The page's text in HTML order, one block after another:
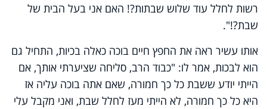
רשות לחלל עוד שלוש שבתות?! האם אני בעל הבית של
שבת?!".
אותו עשיר ראה את החפץ חיים בוכה כאלה בכיות, התחיל גם
הוא לבכות, אמר לו: "כבוד הרב, סליחה שציערתי אותך, אם
הייתי יודע ששבת כל כך חמורה, שאם אתה בוכה עליה אז
היא כל כך חמורה, לא הייתי מעז לחלל שבת, ואני מקבל עלי